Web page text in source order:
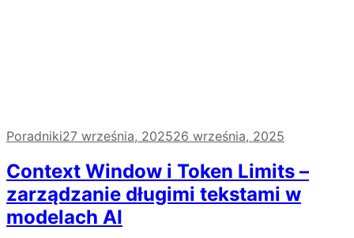
Poradniki27 września, 202526 września, 2025
Context Window i Token Limits –
zarządzanie długimi tekstami w
modelach AI